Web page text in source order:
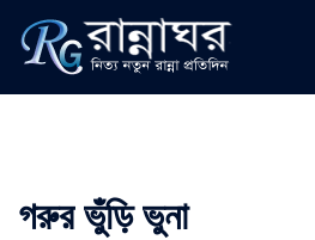
content
গরুর ভুঁড়ি ভুনা